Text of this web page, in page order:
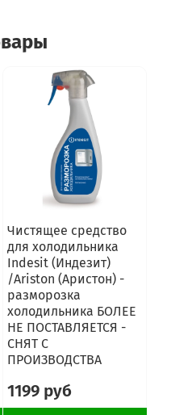
Чистящее средство
для холодильника
Indesit (Индезит)
/Ariston (Аристон) -
разморозка
холодильника БОЛЕЕ
НЕ ПОСТАВЛЯЕТСЯ -
СНЯТ С
ПРОИЗВОДСТВА
1199 руб